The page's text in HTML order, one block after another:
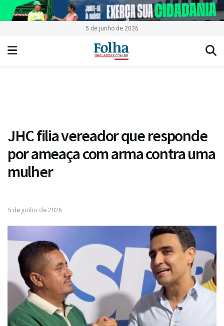
5 de junho de 2026
JHC filia vereador que responde
por ameaça com arma contra uma
mulher
5 de junho de 2026